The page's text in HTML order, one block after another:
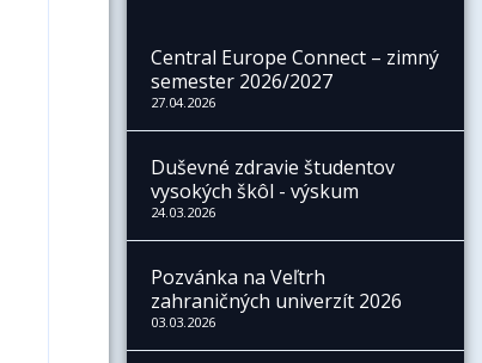
Central Europe Connect – zimný
semester 2026/2027
27.04.2026
Duševné zdravie študentov
vysokých škôl - výskum
24.03.2026
Pozvánka na Veľtrh
zahraničných univerzít 2026
03.03.2026